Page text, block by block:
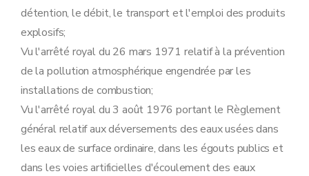
Art. 31
Art. 32
Art. 34
Sous-section 2 Enquête publique
Art. 35
Art. 36
Art. 38
Art. 39
Art. 41
Sous-section 3 Modalités de la concertation administrative relative aux demandes de permis unique
détention, le débit, le transport et l'emploi des produits
explosifs;
Vu l'arrêté royal du 26 mars 1971 relatif à la prévention
de la pollution atmosphérique engendrée par les
installations de combustion;
Vu l'arrêté royal du 3 août 1976 portant le Règlement
général relatif aux déversements des eaux usées dans
les eaux de surface ordinaire, dans les égouts publics et
dans les voies artificielles d'écoulement des eaux